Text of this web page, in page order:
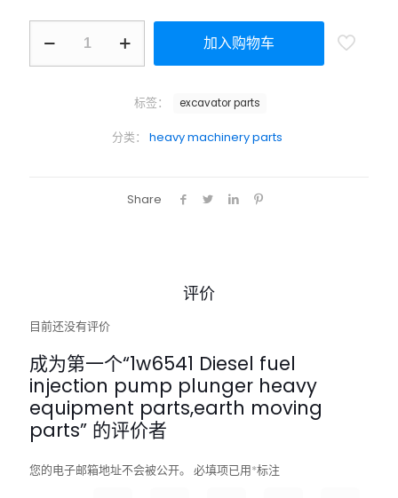
加入购物车
分类： heavy machinery parts
标签： excavator parts
Share
评价
目前还没有评价
成为第一个“1w6541 Diesel fuel
injection pump plunger heavy
equipment parts,earth moving
parts” 的评价者
您的电子邮箱地址不会被公开。 必填项已用*标注